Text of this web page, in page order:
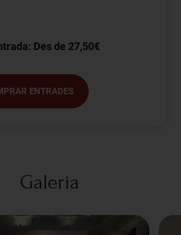
Des de 27,50€
ENTRADES
Galeria